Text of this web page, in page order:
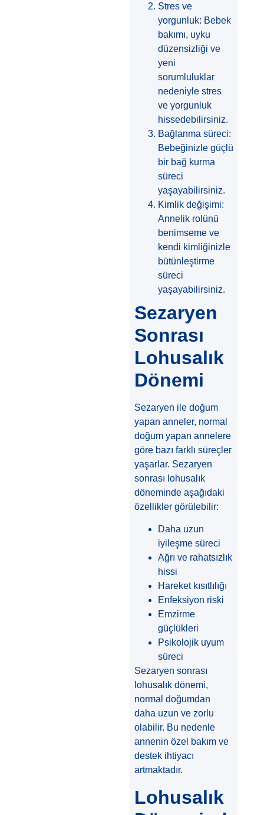
Stres ve
yorgunluk: Bebek
bakımı, uyku
düzensizliği ve
yeni
sorumluluklar
nedeniyle stres
ve yorgunluk
hissedebilirsiniz.
Bağlanma süreci:
Bebeğinizle güçlü
bir bağ kurma
süreci
yaşayabilirsiniz.
Kimlik değişimi:
Annelik rolünü
benimseme ve
kendi kimliğinizle
bütünleştirme
süreci
yaşayabilirsiniz.
Sezaryen
Sonrası
Lohusalık
Dönemi
Sezaryen ile doğum
yapan anneler, normal
doğum yapan annelere
göre bazı farklı süreçler
yaşarlar. Sezaryen
sonrası lohusalık
döneminde aşağıdaki
özellikler görülebilir:
Daha uzun
iyileşme süreci
Ağrı ve rahatsızlık
hissi
Hareket kısıtlılığı
Enfeksiyon riski
Emzirme
güçlükleri
Psikolojik uyum
süreci
Sezaryen sonrası
lohusalık dönemi,
normal doğumdan
daha uzun ve zorlu
olabilir. Bu nedenle
annenin özel bakım ve
destek ihtiyacı
artmaktadır.
Lohusalık